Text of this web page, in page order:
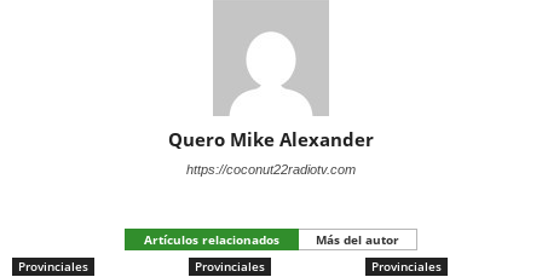
Quero Mike Alexander
https://coconut22radiotv.com
Artículos relacionados
Más del autor
Provinciales
Provinciales Provinciales